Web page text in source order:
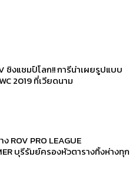
ชิงแชมป์โลก!! การีน่าเผยรูปแบบ
2019 ที่เวียดนาม
ROV PRO LEAGUE
บุรีรัมย์ครองหัวตารางทิ้งห่างทุก